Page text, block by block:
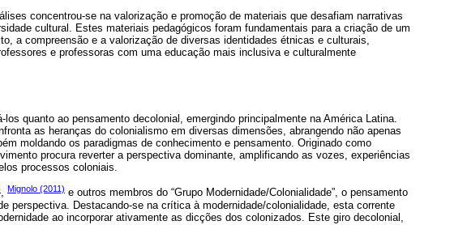
concentrou-se na valorização e promoção de materiais que desafiam narrativas
cultural. Estes materiais pedagógicos foram fundamentais para a criação de um
a compreensão e a valorização de diversas identidades étnicas e culturais,
e professoras com uma educação mais inclusiva e culturalmente
quanto ao pensamento decolonial, emergindo principalmente na América Latina.
as heranças do colonialismo em diversas dimensões, abrangendo não apenas
moldando os paradigmas de conhecimento e pensamento. Originado como
procura reverter a perspectiva dominante, amplificando as vozes, experiências
processos coloniais.
, Mignolo (2011) e outros membros do “Grupo Modernidade/Colonialidade”, o pensamento
perspectiva. Destacando-se na crítica à modernidade/colonialidade, esta corrente
ao incorporar ativamente as dicções dos colonizados. Este giro decolonial,